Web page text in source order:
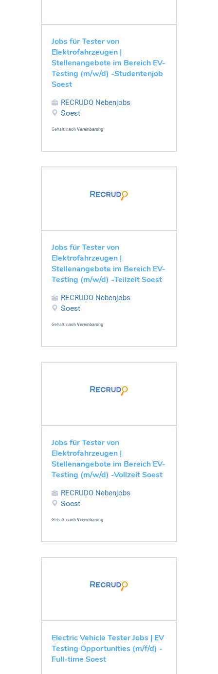
Jobs für Tester von
Elektrofahrzeugen |
Stellenangebote im Bereich EV-
Testing (m/w/d) -Studentenjob
Soest
RECRUDO Nebenjobs
Soest
Gehalt: nach Vereinbarung
Jobs für Tester von
Elektrofahrzeugen |
Stellenangebote im Bereich EV-
Testing (m/w/d) -Teilzeit Soest
RECRUDO Nebenjobs
Soest
Gehalt: nach Vereinbarung
Jobs für Tester von
Elektrofahrzeugen |
Stellenangebote im Bereich EV-
Testing (m/w/d) -Vollzeit Soest
RECRUDO Nebenjobs
Soest
Gehalt: nach Vereinbarung
Electric Vehicle Tester Jobs | EV
Testing Opportunities (m/f/d) -
Full-time Soest